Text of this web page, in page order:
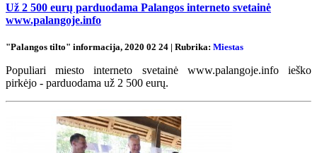
Už 2 500 eurų parduodama Palangos interneto svetainė
www.palangoje.info
"Palangos tilto" informacija, 2020 02 24 | Rubrika: Miestas
Populiari miesto interneto svetainė www.palangoje.info ieško
pirkėjo - parduodama už 2 500 eurų.